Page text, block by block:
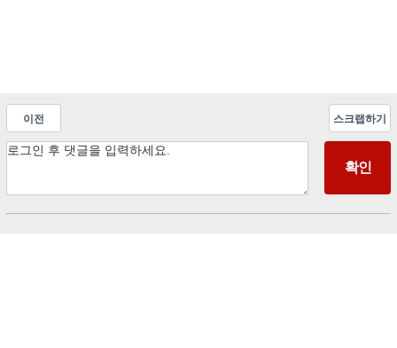
이전 스크랩하기